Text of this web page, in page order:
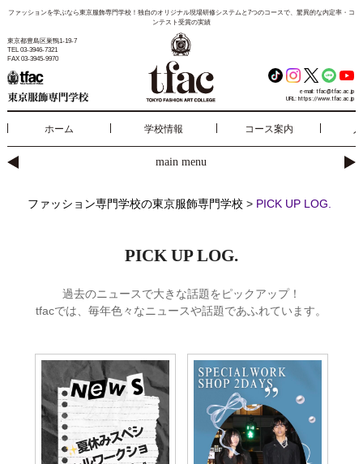
ファッションを学ぶなら東京服飾専門学校！独自のオリジナル現場研修システムと7つのコースで、驚異的な内定率・コ
ンテスト受賞の実績
東京都豊島区巣鴨1-19-7
TEL 03-3946-7321
FAX 03-3945-9970
e-mail: tfac@tfac.ac.jp
URL: https://www.tfac.ac.jp
ホーム 学校情報 コース案内
main menu
ファッション専門学校の東京服飾専門学校> PICK UP LOG.
PICK UP LOG.
過去のニュースで大きな話題をピックアップ！
tfacでは、毎年色々なニュースや話題であふれています。